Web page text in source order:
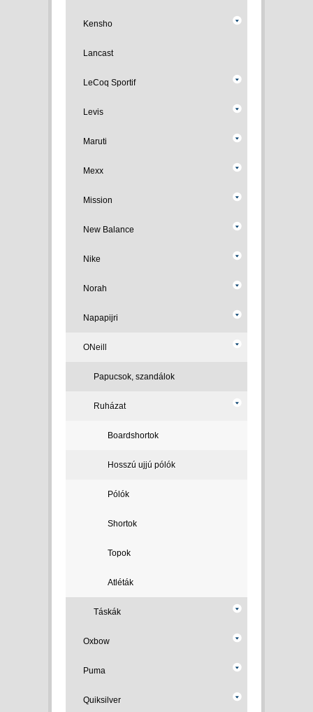
Kensho
Lancast
LeCoq Sportif
Levis
Maruti
Mexx
Mission
New Balance
Nike
Norah
Napapijri
ONeill
Papucsok, szandálok
Ruházat
Boardshortok
Hosszú ujjú pólók
Pólók
Shortok
Topok
Atléták
Táskák
Oxbow
Puma
Quiksilver